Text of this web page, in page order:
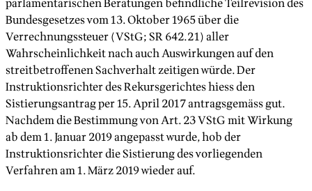
parlamentarischen Beratungen befindliche Teilrevision des
Bundesgesetzes vom 13. Oktober 1965 über die
Verrechnungssteuer (VStG; SR 642.21) aller
Wahrscheinlichkeit nach auch Auswirkungen auf den
streitbetroffenen Sachverhalt zeitigen würde. Der
Instruktionsrichter des Rekursgerichtes hiess den
Sistierungsantrag per 15. April 2017 antragsgemäss gut.
Nachdem die Bestimmung von Art. 23 VStG mit Wirkung
ab dem 1. Januar 2019 angepasst wurde, hob der
Instruktionsrichter die Sistierung des vorliegenden
Verfahren am 1. März 2019 wieder auf.